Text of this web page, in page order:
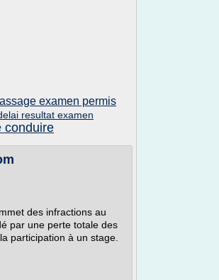
examen permis
resultat examen
conduire
des infractions au
par une perte totale des
participation à un stage.